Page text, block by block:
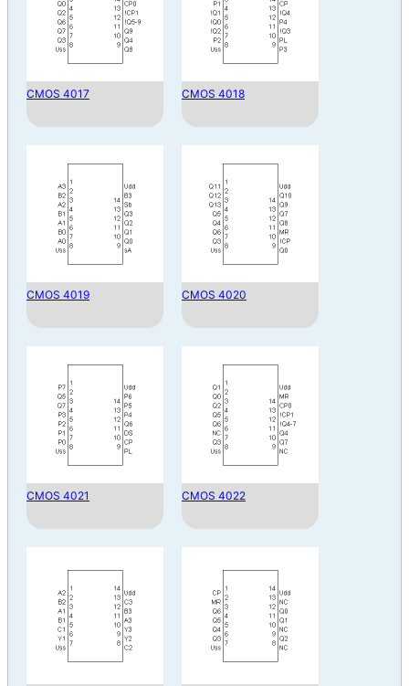
CMOS 4017 CMOS 4018
CMOS 4019 CMOS 4020
CMOS 4021 CMOS 4022